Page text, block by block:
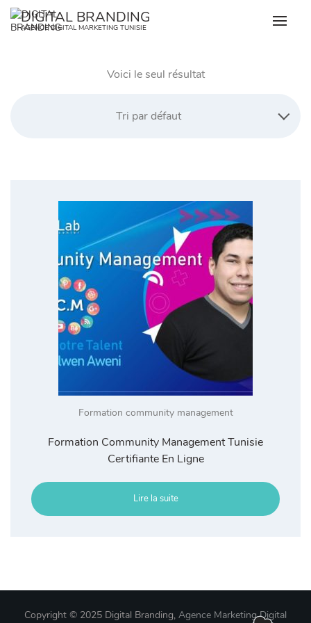
Skip
DIGITAL BRANDING
AGENCE DIGITAL MARKETING TUNISIE
Voici le seul résultat
Tri par défaut
Formation community management
Formation Community Management Tunisie
Certifiante En Ligne
Lire la suite
Copyright © 2025 Digital Branding, Agence Marketing Digital